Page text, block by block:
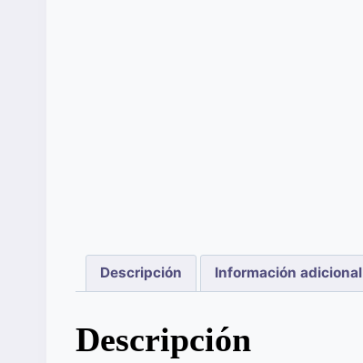
Descripción Información adicional
Descripción